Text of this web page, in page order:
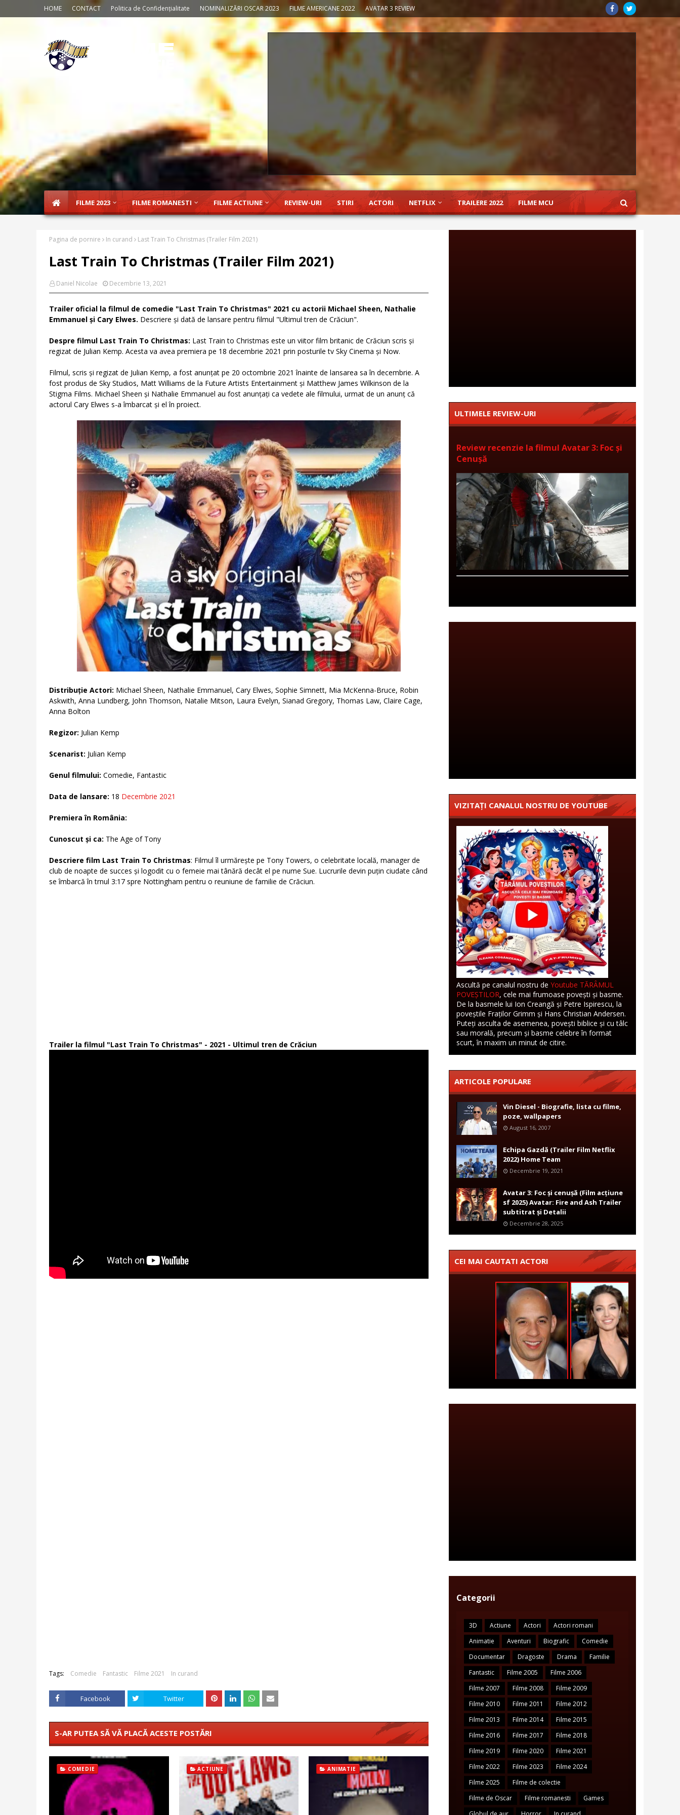
HOME CONTACT Politica de Confidențialitate NOMINALIZĂRI OSCAR 2023 FILME AMERICANE 2022 AVATAR 3 REVIEW
FILME 2023 FILME ROMANESTI FILME ACTIUNE REVIEW-URI STIRI ACTORI NETFLIX TRAILERE 2022 FILME MCU
Pagina de pornire In curand Last Train To Christmas (Trailer Film 2021)
Last Train To Christmas (Trailer Film 2021)
Daniel Nicolae Decembrie 13, 2021
Trailer oficial la filmul de comedie "Last Train To Christmas" 2021 cu actorii Michael Sheen, Nathalie
Emmanuel și Cary Elwes. Descriere și dată de lansare pentru filmul "Ultimul tren de Crăciun".
Despre filmul Last Train To Christmas: Last Train to Christmas este un viitor film britanic de Crăciun scris și
regizat de Julian Kemp. Acesta va avea premiera pe 18 decembrie 2021 prin posturile tv Sky Cinema și Now.
Filmul, scris și regizat de Julian Kemp, a fost anunțat pe 20 octombrie 2021 înainte de lansarea sa în decembrie. A
fost produs de Sky Studios, Matt Williams de la Future Artists Entertainment și Matthew James Wilkinson de la
Stigma Films. Michael Sheen și Nathalie Emmanuel au fost anunțați ca vedete ale filmului, urmat de un anunț că
actorul Cary Elwes s-a îmbarcat și el în proiect.
Distribuție Actori: Michael Sheen, Nathalie Emmanuel, Cary Elwes, Sophie Simnett, Mia McKenna-Bruce, Robin
Askwith, Anna Lundberg, John Thomson, Natalie Mitson, Laura Evelyn, Sianad Gregory, Thomas Law, Claire Cage,
Anna Bolton
Regizor: Julian Kemp
Scenarist: Julian Kemp
Genul filmului: Comedie, Fantastic
Data de lansare: 18 Decembrie 2021
Premiera în România:
Cunoscut și ca: The Age of Tony
Descriere film Last Train To Christmas: Filmul îl urmărește pe Tony Towers, o celebritate locală, manager de
club de noapte de succes și logodit cu o femeie mai tânără decât el pe nume Sue. Lucrurile devin puțin ciudate când
se îmbarcă în trnul 3:17 spre Nottingham pentru o reuniune de familie de Crăciun.
Trailer la filmul "Last Train To Christmas" - 2021 - Ultimul tren de Crăciun
Tags: Comedie Fantastic Filme 2021 In curand
Facebook Twitter
S-AR PUTEA SĂ VĂ PLACĂ ACESTE POSTĂRI
COMEDIE ACTIUNE ANIMATIE
ULTIMELE REVIEW-URI
Review recenzie la filmul Avatar 3: Foc și
Cenușă
VIZITAȚI CANALUL NOSTRU DE YOUTUBE
Ascultă pe canalul nostru de Youtube TĂRÂMUL
POVEȘTILOR, cele mai frumoase povești și basme.
De la basmele lui Ion Creangă și Petre Ispirescu, la
poveștile Fraților Grimm și Hans Christian Andersen.
Puteți asculta de asemenea, povești biblice și cu tâlc
sau morală, precum și basme celebre în format
scurt, în maxim un minut de citire.
ARTICOLE POPULARE
Vin Diesel - Biografie, lista cu filme,
poze, wallpapers
August 16, 2007
Echipa Gazdă (Trailer Film Netflix
2022) Home Team
Decembrie 19, 2021
Avatar 3: Foc și cenușă (Film acțiune
sf 2025) Avatar: Fire and Ash Trailer
subtitrat și Detalii
Decembrie 28, 2025
CEI MAI CAUTATI ACTORI
Categorii
3D Actiune Actori
Actori romani
Animatie
Aventuri Biografic
Comedie
Documentar
Dragoste Drama
Familie
Fantastic
Filme 2005
Filme 2006
Filme 2007
Filme 2008
Filme 2009
Filme 2010
Filme 2011
Filme 2012
Filme 2013
Filme 2014
Filme 2015
Filme 2016
Filme 2017
Filme 2018
Filme 2019
Filme 2020
Filme 2021
Filme 2022
Filme 2023
Filme 2024
Filme 2025
Filme de colectie
Filme de Oscar
Filme romanesti
Games